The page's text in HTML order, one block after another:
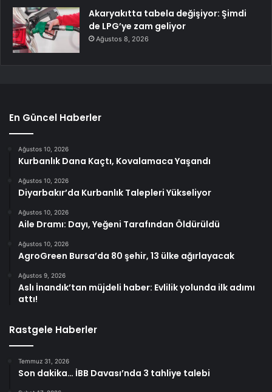
Akaryakıtta tabela değişiyor: Şimdi
de LPG’ye zam geliyor
Ağustos 8, 2026
En Güncel Haberler
Ağustos 10, 2026
Kurbanlık Dana Kaçtı, Kovalamaca Yaşandı
Ağustos 10, 2026
Diyarbakır’da Kurbanlık Talepleri Yükseliyor
Ağustos 10, 2026
Aile Dramı: Dayı, Yeğeni Tarafından Öldürüldü
Ağustos 10, 2026
AgroGreen Bursa’da 80 şehir, 13 ülke ağırlayacak
Ağustos 9, 2026
Aslı İnandık’tan müjdeli haber: Evlilik yolunda ilk adımı
attı!
Rastgele Haberler
Temmuz 31, 2026
Son dakika… İBB Davası’nda 3 tahliye talebi